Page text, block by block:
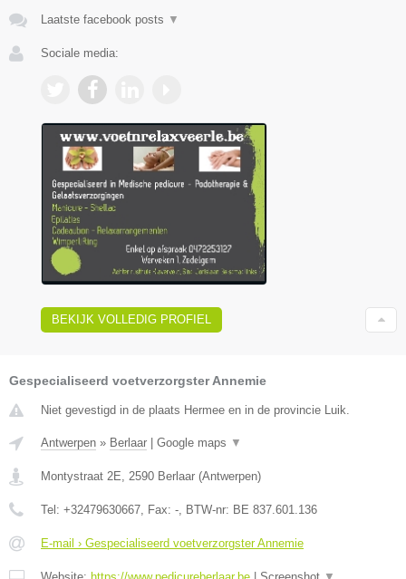
Laatste facebook posts ▼
Sociale media:
BEKIJK VOLLEDIG PROFIEL
Gespecialiseerd voetverzorgster Annemie
Niet gevestigd in de plaats Hermee en in de provincie Luik.
Antwerpen » Berlaar Google maps ▼
Montystraat 2E, 2590 Berlaar (Antwerpen)
Tel: +32479630667, Fax: -, BTW-nr: BE 837.601.136
E-mail › Gespecialiseerd voetverzorgster Annemie